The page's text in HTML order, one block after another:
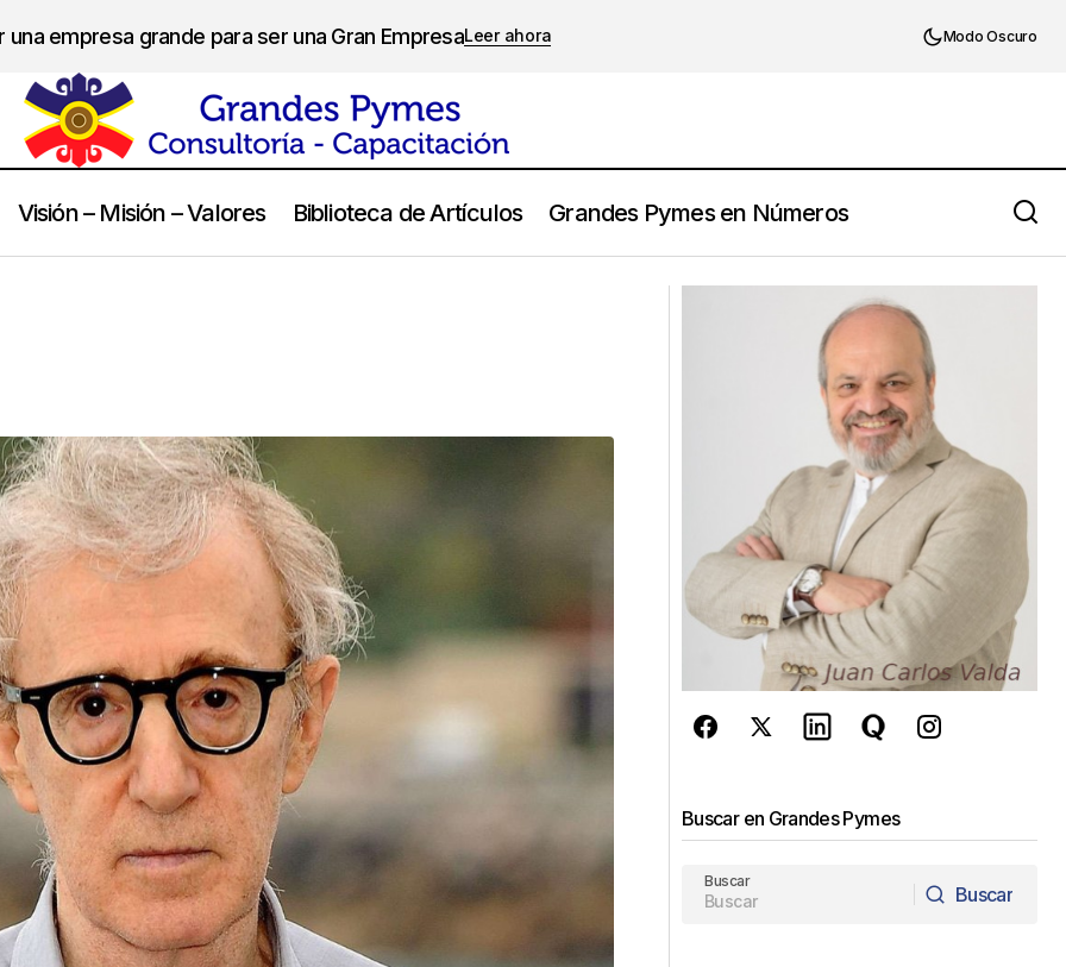
una empresa grande para ser una Gran EmpresaLeer ahora Modo Oscuro
Visión – Misión – Valores Biblioteca de Artículos Grandes Pymes en Números
Liderazgo positivo: cómo potenciar la
dopamina y silenciar el cortisol.
Buscar en Grandes Pymes
Buscar
Buscar